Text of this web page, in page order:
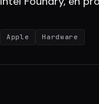
Apple Hardware